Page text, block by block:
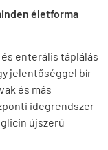
életforma
enterális táplálás
jelentőséggel bír
és más
idegrendszer
újszerű